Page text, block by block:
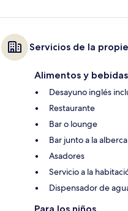
Servicios de la
Alimentos y bebidas
Desayuno inglés
Restaurante
Bar o lounge
Bar junto a la alberca
Asadores
Servicio a la
Dispensador de